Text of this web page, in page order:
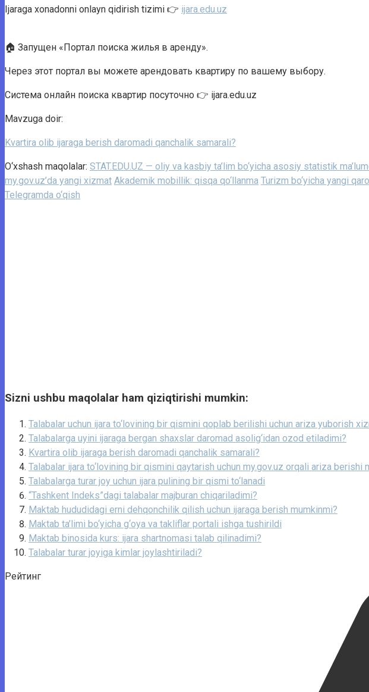
Ijaraga xonadonni onlayn qidirish tizimi 👉 ijara.edu.uz
🏠 Запущен «Портал поиска жилья в аренду».
Через этот портал вы можете арендовать квартиру по вашему выбору.
Система онлайн поиска квартир посуточно 👉 ijara.edu.uz
Mavzuga doir:
Kvartira olib ijaraga berish daromadi qanchalik samarali?
O‘xshash maqolalar: STAT.EDU.UZ — oliy va kasbiy ta’lim bo‘yicha asosiy statistik
my.gov.uz’da yangi xizmat Akademik mobillik: qisqa qo‘llanma Turizm bo‘yicha yangi
Telegramda o‘qish
Sizni ushbu maqolalar ham qiziqtirishi mumkin:
Talabalar uchun ijara to‘lovining bir qismini qoplab berilishi uchun ariza yuborish
Talabalarga uyini ijaraga bergan shaxslar daromad asolig‘idan ozod etiladimi?
Kvartira olib ijaraga berish daromadi qanchalik samarali?
Talabalar ijara to‘lovining bir qismini qaytarish uchun my.gov.uz orqali ariza berishi
Talabalarga turar joy uchun ijara pulining bir qismi to‘lanadi
“Tashkent Indeks”dagi talabalar majburan chiqariladimi?
Maktab hududidagi erni dehqonchilik qilish uchun ijaraga berish mumkinmi?
Maktab ta’limi bo‘yicha g‘oya va takliflar portali ishga tushirildi
Maktab binosida kurs: ijara shartnomasi talab qilinadimi?
Talabalar turar joyiga kimlar joylashtiriladi?
Рейтинг